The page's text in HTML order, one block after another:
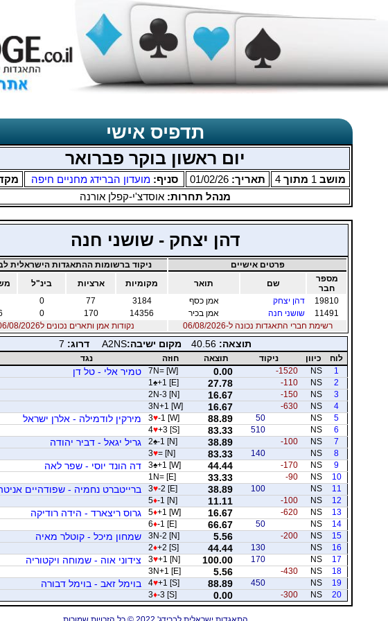
תדפיס אישי
יום ראשון בוקר פברואר
מושב 1 מתוך 4 תאריך: 01/02/26 סניף:מועדון הברידג מחניים חיפה
מנהל תחרות: אוסדצ'י-קפלן אורנה
דהן יצחק - שושני חנה
פרטים אישיים
ניקוד ברשומות ההתאגדות הישראלית
מספר
חבר
שם תואר מקומיות ארציות בינ"ל
19810
דהן יצחק אמן כסף 3184
77
0
11491
שושני חנה אמן בכיר 14356
170
0
רשימת חברי התאגדות נכונה ל-06/08/2026
נקודות אמן ותארים נכונים ל06/08/2026
תוצאה: 40.56 מקום ישיבה:A2NS דרוג: 7
לוח כיוון ניקוד תוצאה חוזה
נגד
1
NS
-1520
0.00
7N= [W] טמיר אלי - טל דן
2
NS
-110
27.78
1 ♠+1 [E]
3
NS
-150
16.67
2N-3 [N]
4
NS
-630
16.67
3N+1 [W]
5
NS
50
88.89
3♥-1 [W] מירקין לודמילה - אלרן ישראל
6
NS
510
83.33
4♥+3 [S]
7
NS
-100
38.89
2♠-1 [N] גריל יגאל - דביר יהודה
8
NS
140
83.33
3♥= [N]
9
NS
-170
44.44
3♠+1 [W] דה הונד יוסי - שפר לאה
10
NS
-90
33.33
1N= [E]
11
NS
100
38.89
3♥-2 [E] ברייטברט נחמיה - שפודהיים
12
NS
-100
11.11
5♦-1 [N]
13
NS
-620
16.67
5♦+1 [W] גרוס ריצארד - הידה רודיקה
14
NS
50
66.67
6♦-1 [E]
15
NS
-200
5.56
3N-2 [N] שמחון מיכל - קוטלר מאיה
16
NS
130
44.44
2♦+2 [S]
17
NS
170
100.00
3♥+1 [N] צידוני אוה - שמוחה ויקטוריה
18
NS
-430
5.56
3N+1 [E]
19
NS
450
88.89
4♥+1 [S] בוימל זאב - בוימל דבורה
20
NS
-300
0.00
3♦-3 [S]